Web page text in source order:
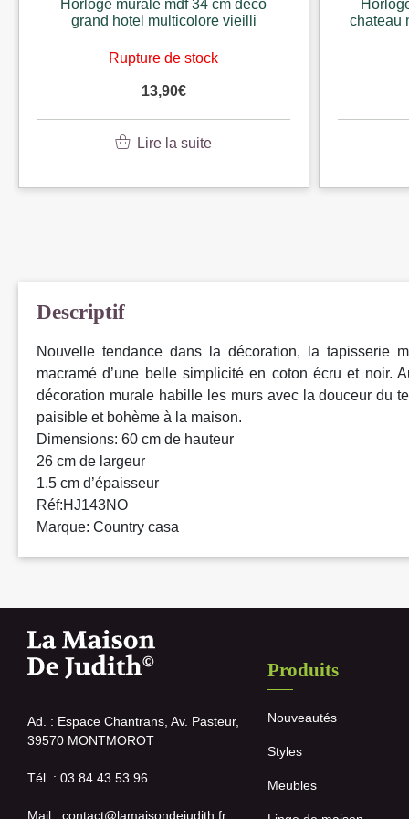
Horloge murale mdf 34 cm deco
grand hotel multicolore vieilli
Rupture de stock
13,90€
Lire la suite
chateau
Descriptif
Nouvelle tendance dans la décoration, la tapisserie
macramé d’une belle simplicité en coton écru et noir.
décoration murale habille les murs avec la douceur du
paisible et bohème à la maison.
Dimensions: 60 cm de hauteur
26 cm de largeur
1.5 cm d’épaisseur
Réf:HJ143NO
Marque: Country casa
Ad. : Espace Chantrans, Av. Pasteur,
39570 MONTMOROT
Tél. : 03 84 43 53 96
Mail : contact@lamaisondejudith.fr
Produits
Nouveautés
Styles
Meubles